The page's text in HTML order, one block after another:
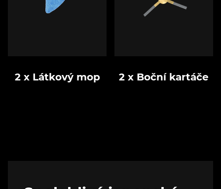
2 x Látkový mop 2 x Boční kartáče